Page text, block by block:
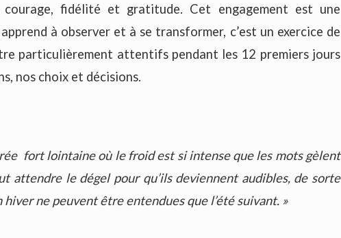
courage, fidélité et gratitude. Cet engagement est une
à observer et à se transformer, c’est un exercice de
particulièrement attentifs pendant les 12 premiers jours
nos choix et décisions.
fort lointaine où le froid est si intense que les mots gèlent
attendre le dégel pour qu’ils deviennent audibles, de sorte
ne peuvent être entendues que l’été suivant. »